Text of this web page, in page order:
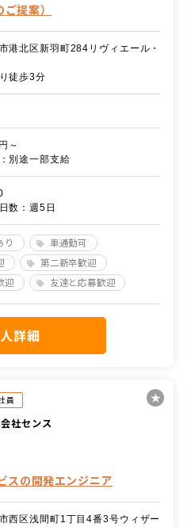
提案）
港北区新羽町284リヴィエール・
徒歩3分
～
別途一部支給
数：週5日
り
車通勤可
第二新卒歓迎
迎
友達と応募歓迎
詳細
員
社センス
スの開発エンジニア
西区浅間町1丁目4番3号ウィザー